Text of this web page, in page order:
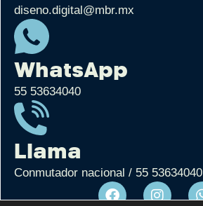
diseno.digital@mbr.mx
WhatsApp
55 53634040
Llama
Conmutador nacional / 55 53634040